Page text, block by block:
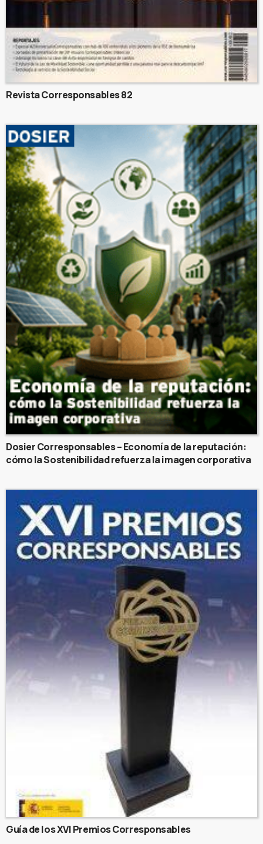
Revista Corresponsables 82
Dosier Corresponsables – Economía de la reputación:
cómo la Sostenibilidad refuerza la imagen corporativa
Guía de los XVI Premios Corresponsables